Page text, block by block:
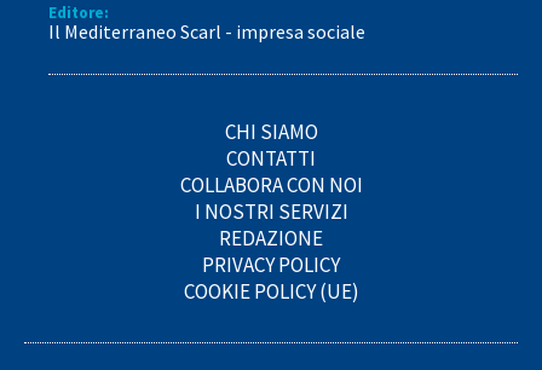
Editore:
Il Mediterraneo Scarl - impresa sociale
CHI SIAMO
CONTATTI
COLLABORA CON NOI
I NOSTRI SERVIZI
REDAZIONE
PRIVACY POLICY
COOKIE POLICY (UE)